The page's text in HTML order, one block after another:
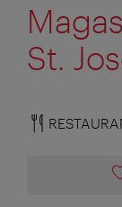
St.